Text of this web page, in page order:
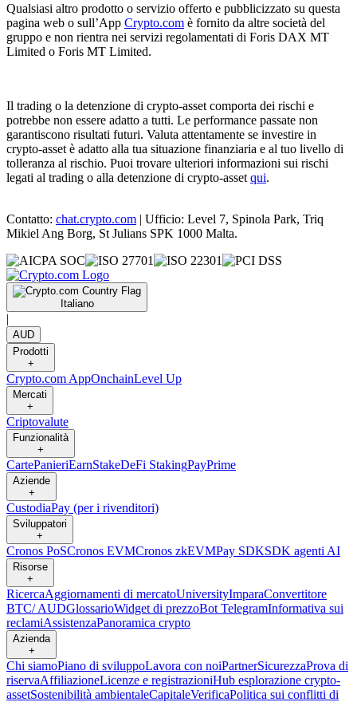
Qualsiasi altro prodotto o servizio offerto e pubblicizzato su questa
pagina web o sull’App Crypto.com è fornito da altre società del
gruppo e non rientra nei servizi regolamentati di Foris DAX MT
Limited o Foris MT Limited.
Il trading o la detenzione di crypto-asset comporta dei rischi e
potrebbe non essere adatto a tutti. Le performance passate non
garantiscono risultati futuri. Valuta attentamente se investire in
crypto-asset è adatto alla tua situazione finanziaria e al tuo livello di
tolleranza al rischio. Puoi trovare ulteriori informazioni sui rischi
legati al trading o alla detenzione di crypto-asset qui.
Contatto: chat.crypto.com | Ufficio: Level 7, Spinola Park, Triq
Mikiel Ang Borg, St Julians SPK 1000 Malta.
Italiano
|
AUD
Prodotti
+
Crypto.com AppOnchainLevel Up
Mercati
+
Criptovalute
Funzionalità
+
CartePanieriEarnStakeDeFi StakingPayPrime
Aziende
+
CustodiaPay (per i rivenditori)
Sviluppatori
+
Cronos PoSCronos EVMCronos zkEVMPay SDKSDK agenti AI
Risorse
+
RicercaAggiornamenti di mercatoUniversityImparaConvertitore
BTC/ AUDGlossarioWidget di prezzoBot TelegramInformativa sui
reclamiAssistenzaPanoramica crypto
Azienda
+
Chi siamoPiano di sviluppoLavora con noiPartnerSicurezzaProva di
riservaAffiliazioneLicenze e registrazioniHub esplorazione crypto-
assetSostenibilità ambientaleCapitaleVerificaPolitica sui conflitti di